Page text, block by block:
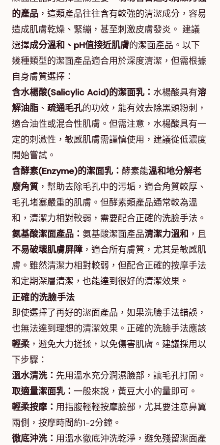
的產品 ，這類產品往往含有較強的清潔成分，容易
造成肌膚乾燥、緊繃，甚至刺激皮膚發炎。 建議
選擇成分溫和、pH值接近肌膚的潔面產品。以下
幾種類型的潔面產品適合用於深度清潔，但需根據
自身膚質選擇：
含水楊酸(Salicylic Acid)的潔面乳： 水楊酸具有溶
解油脂 、 疏通毛孔的功效，能有效去除黑頭粉刺，
適合油性或混合性肌膚。但需注意，水楊酸具有一
定的刺激性，敏感肌膚需謹慎使用，建議從低濃度
開始嘗試。
含酵素(Enzyme)的潔面乳： 酵素能溫和地分解老
廢角質 ，幫助去除毛孔中的污垢，適合角質較厚、
毛孔堵塞嚴重的肌膚。但酵素類產品通常較為溫
和，清潔力相對較弱，需要配合正確的洗臉手法。
氨基酸潔面產品： 氨基酸潔面產品清潔力溫和 ，且
不易破壞肌膚屏障 ，適合所有膚質，尤其是敏感肌
膚。雖然清潔力相對較弱，但配合正確的按摩手法
和定期深層清潔，也能達到很好的清潔效果。
正確的洗臉手法
即使選擇了再好的潔面產品，如果洗臉手法錯誤，
也無法達到理想的清潔效果。正確的洗臉手法應該
輕柔 ，避免大力搓揉，以免傷害肌膚。建議採用以
下步驟：
溫水清洗： 先用溫水充分潤濕臉部，讓毛孔打開。
取適量潔面乳： 一般來說，黃豆大小的量即可。
輕柔按摩： 用指腹輕輕按摩臉部，尤其要注意鼻翼
兩側，按摩時間約1-2分鐘。
徹底沖洗： 用溫水徹底沖洗乾淨，避免殘留潔面產